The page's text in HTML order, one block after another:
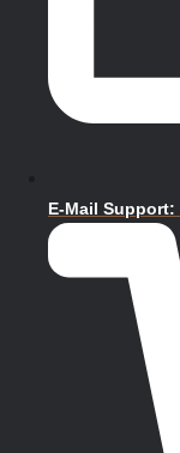
E-Mail Support: